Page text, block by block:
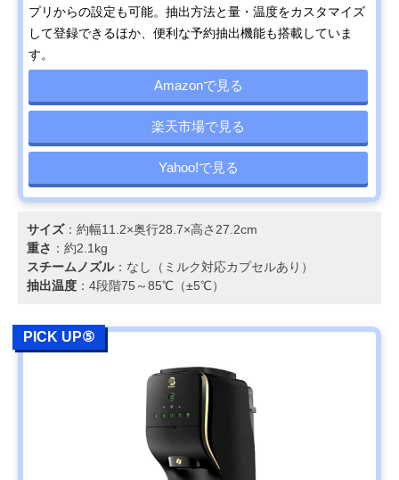
プリからの設定も可能。抽出方法と量・温度をカスタマイズ
して登録できるほか、便利な予約抽出機能も搭載していま
す。
Amazonで見る
楽天市場で見る
Yahoo!で見る
サイズ：約幅11.2×奥行28.7×高さ27.2cm
重さ ：約2.1kg
スチームノズル：なし（ミルク対応カプセルあり）
抽出温度 ：4段階75～85℃（±5℃）
PICK UP⑤